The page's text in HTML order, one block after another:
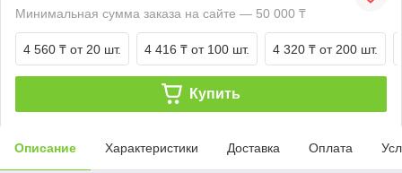
Минимальная сумма заказа на сайте — 50 000 ₸
4 560 ₸ от 20 шт. 4 416 ₸ от 100 шт. 4 320 ₸ от 200 шт.
Купить
Описание Характеристики Доставка Оплата